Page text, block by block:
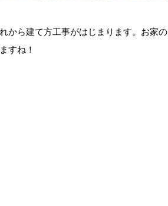
から建て方工事がはじまります。お家の
すね！